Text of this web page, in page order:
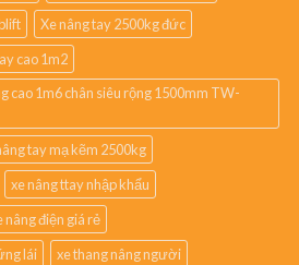
Xe nâng tay 2500kg đức
cao 1m2
cao 1m6 chân siêu rộng 1500mm TW-
tay mạ kẽm 2500kg
xe nâng ttay nhập khẩu
nâng điện giá rẻ
lái
xe thang nâng người